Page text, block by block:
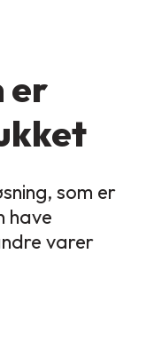
er
som er
have
varer